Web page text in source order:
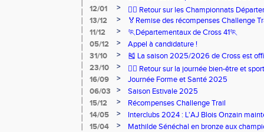
12/01
>
🏃‍♂️ Retour sur les Championnats
13/12
>
🏅Remise des récompenses Challenge
11/12
>
🏃Départementaux de Cross 41🏃
05/12
>
Appel à candidature !
31/10
>
🎽 La saison 2025/2026 de Cross est
23/10
>
🧘‍♀️ Retour sur la journée bien-être et
16/09
>
Journée Forme et Santé 2025
06/03
>
Saison Estivale 2025
15/12
>
Récompenses Challenge Trail
14/05
>
Interclubs 2024 : L'AJ Blois Onzain
Romorantin en N2B
15/04 >
Mathilde Sénéchal en bronze aux